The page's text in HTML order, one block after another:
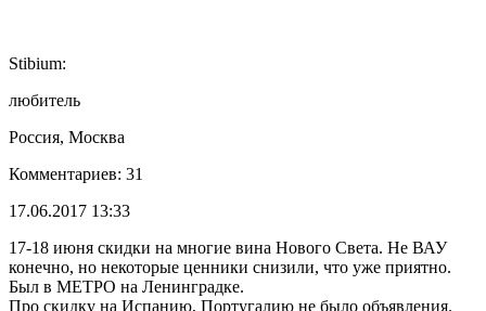
Stibium:
любитель
Россия, Москва
Комментариев: 31
17.06.2017 13:33
17-18 июня скидки на многие вина Нового Света. Не ВАУ
конечно, но некоторые ценники снизили, что уже приятно.
Был в МЕТРО на Ленинградке.
Про скидку на Испанию, Португалию не было объявления.